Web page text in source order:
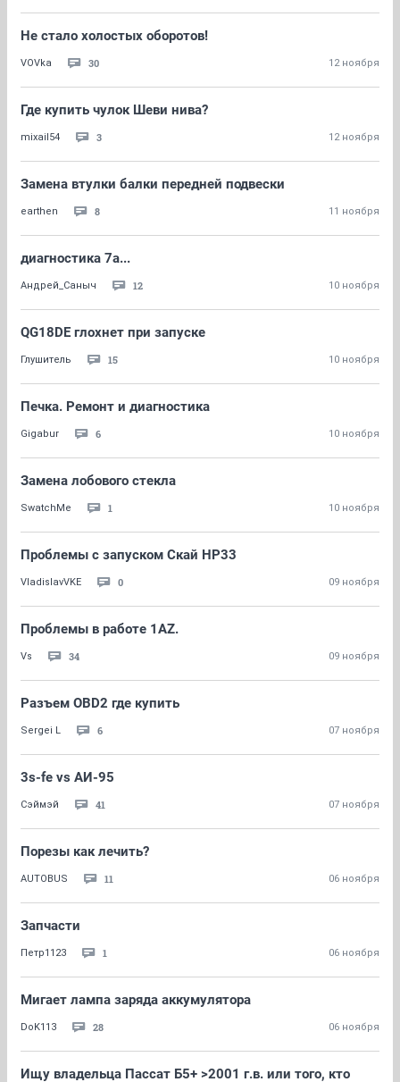
Не стало холостых оборотов!
VOVka 30 12 ноября
Где купить чулок Шеви нива?
mixail54 3 12 ноября
Замена втулки балки передней подвески
earthen 8 11 ноября
диагностика 7а...
Андрей_Саныч 12 10 ноября
QG18DE глохнет при запуске
Глушитель 15 10 ноября
Печка. Ремонт и диагностика
Gigabur 6 10 ноября
Замена лобового стекла
SwatchMe 1 10 ноября
Проблемы с запуском Скай НР33
VladislavVKE 0 09 ноября
Проблемы в работе 1AZ.
Vs 34 09 ноября
Разъем OBD2 где купить
Sergei L 6 07 ноября
3s-fe vs АИ-95
Сэймэй 41 07 ноября
Порезы как лечить?
AUTOBUS 11 06 ноября
Запчасти
Петр1123 1 06 ноября
Мигает лампа заряда аккумулятора
DoK113 28 06 ноября
Ищу владельца Пассат Б5+ >2001 г.в. или того, кто